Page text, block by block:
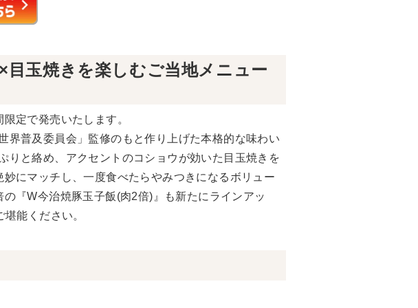
目玉焼きを楽しむご当地メニュー
定で発売いたします。
界普及委員会」監修のもと作り上げた本格的な味わい
りと絡め、アクセントのコショウが効いた目玉焼きを
にマッチし、一度食べたらやみつきになるボリュー
『W今治焼豚玉子飯(肉2倍)』も新たにラインアッ
能ください。